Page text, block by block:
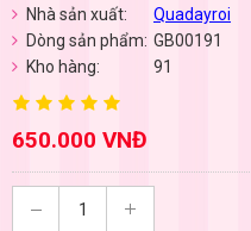
Nhà sản xuất:
Quadayroi
Dòng sản phẩm: GB00191
Kho hàng:
91
650.000 VNĐ